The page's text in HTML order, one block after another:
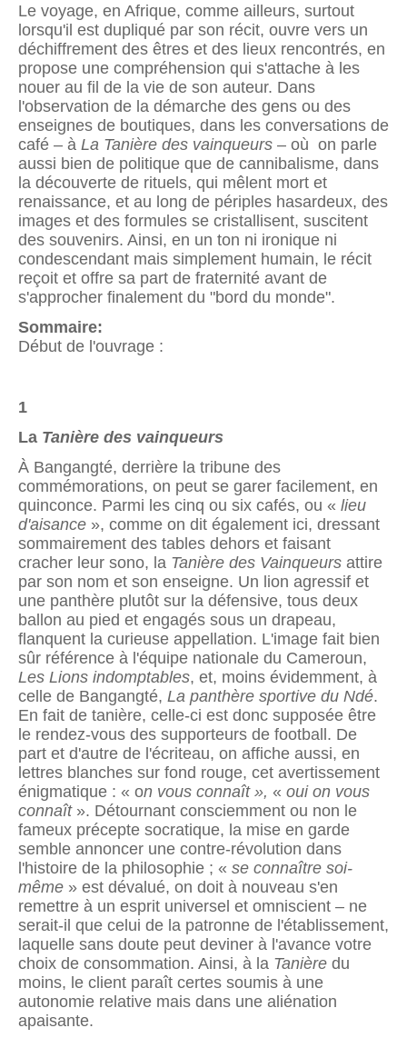
Le voyage, en Afrique, comme ailleurs, surtout
lorsqu'il est dupliqué par son récit, ouvre vers un
déchiffrement des êtres et des lieux rencontrés, en
propose une compréhension qui s'attache à les
nouer au fil de la vie de son auteur. Dans
l'observation de la démarche des gens ou des
enseignes de boutiques, dans les conversations de
café – à La Tanière des vainqueurs – où on parle
aussi bien de politique que de cannibalisme, dans
la découverte de rituels, qui mêlent mort et
renaissance, et au long de périples hasardeux, des
images et des formules se cristallisent, suscitent
des souvenirs. Ainsi, en un ton ni ironique ni
condescendant mais simplement humain, le récit
reçoit et offre sa part de fraternité avant de
s'approcher finalement du "bord du monde".
Sommaire:
Début de l'ouvrage :
1
La Tanière des vainqueurs
À Bangangté, derrière la tribune des
commémorations, on peut se garer facilement, en
quinconce. Parmi les cinq ou six cafés, ou « lieu
d'aisance », comme on dit égale­ment ici, dressant
sommairement des tables dehors et faisant
cracher leur sono, la Tanière des Vainqueurs attire
par son nom et son enseigne. Un lion agressif et
une panthère plutôt sur la défensive, tous deux
ballon au pied et engagés sous un drapeau,
flanquent la curieuse appel­lation. L'image fait bien
sûr référence à l'équipe nationale du Cameroun,
Les Lions indomptables, et, moins évidem­ment, à
celle de Bangangté, La panthère sportive du Ndé.
En fait de tanière, celle-ci est donc supposée être
le rendez-vous des supporteurs de football. De
part et d'autre de l'écriteau, on affiche aussi, en
lettres blanches sur fond rouge, cet avertissement
énigmatique : « on vous connaît », « oui on vous
connaît ». Détournant consciemment ou non le
fameux précepte socratique, la mise en garde
semble annoncer une contre-révolution dans
l'histoire de la philo­sophie ; « se connaître soi-
même » est dévalué, on doit à nouveau s'en
remettre à un esprit universel et omniscient – ne
serait-il que celui de la patronne de l'établissement,
laquelle sans doute peut deviner à l'avance votre
choix de consommation. Ainsi, à la Tanière du
moins, le client paraît certes soumis à une
autonomie relative mais dans une aliénation
apaisante.